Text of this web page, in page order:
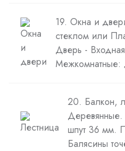
19. Окна и
стеклом или
Дверь -
Межкомнатные:
20. Балкон,
шпут 36 мм.
Балясины